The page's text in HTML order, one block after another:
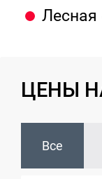
Лесная
ЦЕНЫ
Все